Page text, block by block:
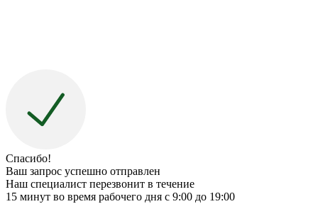
Спасибо!
Ваш запрос успешно отправлен
Наш специалист перезвонит в течение
15 минут во время рабочего дня с 9:00 до 19:00